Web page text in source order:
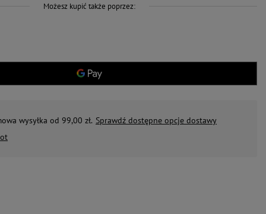
Możesz kupić także poprzez:
wysyłka od 99,00 zł. Sprawdź dostępne opcje dostawy